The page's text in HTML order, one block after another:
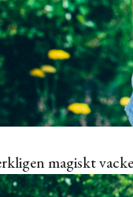
magiskt